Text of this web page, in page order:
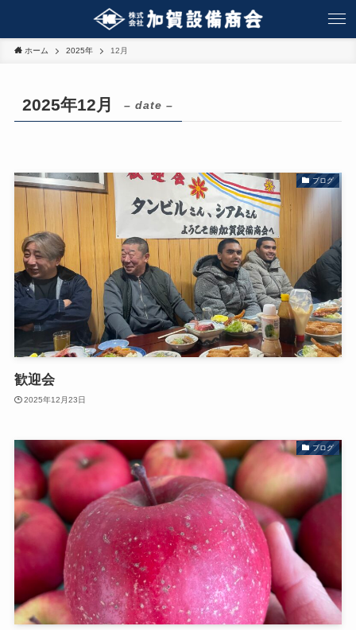
ホーム 2025年 12月
2025年12月 – date –
ブログ
歓迎会
2025年12月23日
ブログ